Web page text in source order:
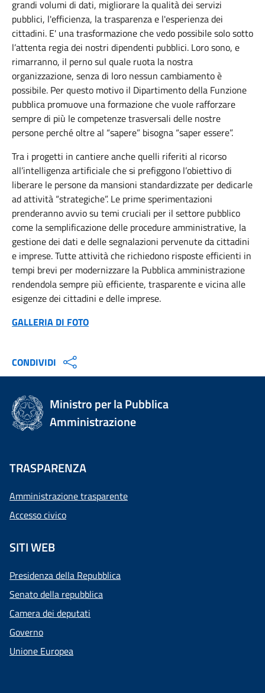
grandi volumi di dati, migliorare la qualità dei servizi
pubblici, l'efficienza, la trasparenza e l'esperienza dei
cittadini. E' una trasformazione che vedo possibile solo sotto
l’attenta regia dei nostri dipendenti pubblici. Loro sono, e
rimarranno, il perno sul quale ruota la nostra
organizzazione, senza di loro nessun cambiamento è
possibile. Per questo motivo il Dipartimento della Funzione
pubblica promuove una formazione che vuole rafforzare
sempre di più le competenze trasversali delle nostre
persone perché oltre al “sapere” bisogna “saper essere”.
Tra i progetti in cantiere anche quelli riferiti al ricorso
all’intelligenza artificiale che si prefiggono l’obiettivo di
liberare le persone da mansioni standardizzate per dedicarle
ad attività “strategiche”. Le prime sperimentazioni
prenderanno avvio su temi cruciali per il settore pubblico
come la semplificazione delle procedure amministrative, la
gestione dei dati e delle segnalazioni pervenute da cittadini
e imprese. Tutte attività che richiedono risposte efficienti in
tempi brevi per modernizzare la Pubblica amministrazione
rendendola sempre più efficiente, trasparente e vicina alle
esigenze dei cittadini e delle imprese.
GALLERIA DI FOTO
CONDIVIDI
Ministro per la Pubblica
Amministrazione
TRASPARENZA
Amministrazione trasparente
Accesso civico
SITI WEB
Presidenza della Repubblica
Senato della repubblica
Camera dei deputati
Governo
Unione Europea